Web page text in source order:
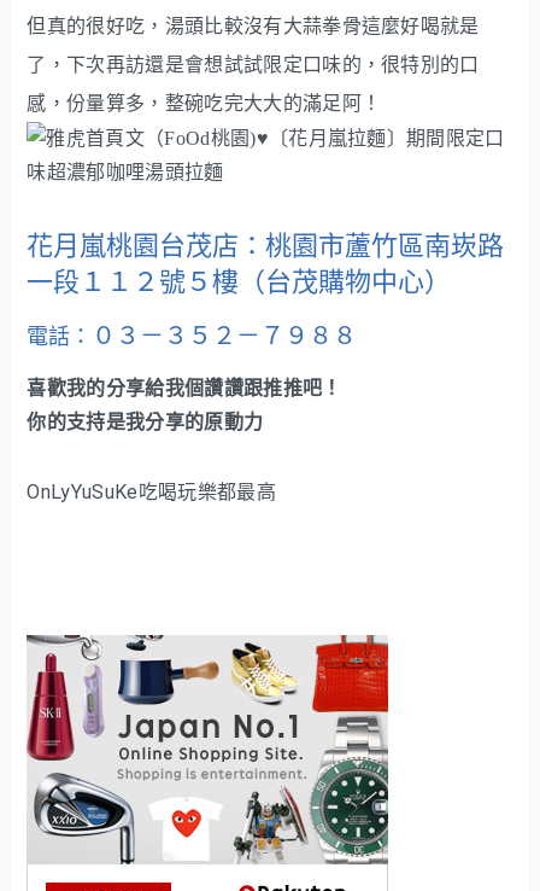
但真的很好吃，湯頭比較沒有大蒜拳骨這麼好喝就是
了，下次再訪還是會想試試限定口味的，很特別的口
感，份量算多，整碗吃完大大的滿足阿！
花月嵐桃園台茂店：桃園市蘆竹區南崁路
一段１１２號５樓（台茂購物中心）
電話： ０３－３５２－７９８８
喜歡我的分享給我個讚讚跟推推吧！
你的支持是我分享的原動力
OnLyYuSuKe吃喝玩樂都最高